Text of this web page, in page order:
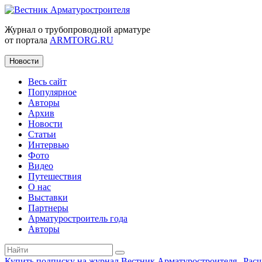
Журнал о трубопроводной арматуре
от портала ARMTORG.RU
Новости
Весь сайт
Популярное
Авторы
Архив
Новости
Статьи
Интервью
Фото
Видео
Путешествия
О нас
Выставки
Партнеры
Арматуростроитель года
Авторы